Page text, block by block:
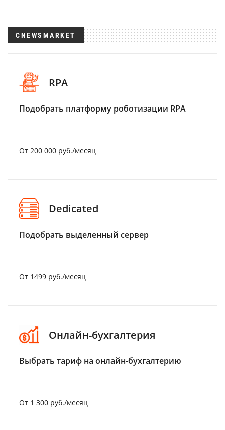
CNEWSMARKET
RPA
Подобрать платформу роботизации RPA
От 200 000 руб./месяц
Dedicated
Подобрать выделенный сервер
От 1499 руб./месяц
Онлайн-бухгалтерия
Выбрать тариф на онлайн-бухгалтерию
От 1 300 руб./месяц